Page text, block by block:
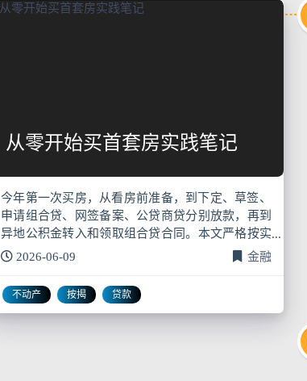
从零开始买首套房实践笔记
今年第一次买房，从看房前准备，到下定、草签、
申请组合贷、网签备案、公贷商贷分别放款，再到
异地公积金转入和领取组合贷合同。本文严格按实
际办事日志复盘这次首套房交易，不构成任何购房
2026-06-09 金融
不动产 按揭 贷款